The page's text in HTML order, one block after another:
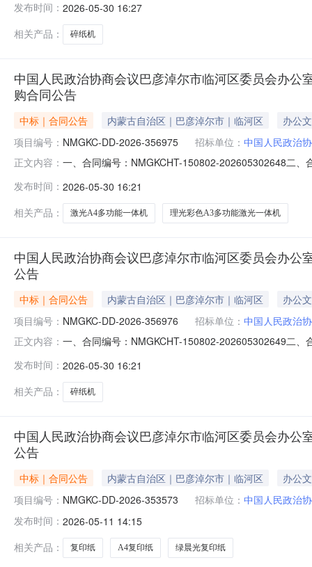
地址：内蒙古自治区巴彦淖尔市临河区巴彦淖尔市临河
发布时间： 2026-05-30 16:27
相关产品：
碎纸机
中国人民政治协商会议巴彦淖尔市临河区委员会办
购合同公告
中标｜合同公告 内蒙古自治区｜巴彦淖尔市｜临河区
办公
项目编号： NMGKC-DD-2026-356975 招标单位： 中国人民政治
正文内容： 一、合同编号：NMGKCHT-150802-202605302648二
室地址：内蒙古自治区巴彦淖尔市临河区巴彦淖尔市临
发布时间： 2026-05-30 16:21
相关产品：
激光A4多功能一体机 理光彩色A3多功能激光一体机
中国人民政治协商会议巴彦淖尔市临河区委员会办
公告
中标｜合同公告 内蒙古自治区｜巴彦淖尔市｜临河区
办公
项目编号： NMGKC-DD-2026-356976 招标单位： 中国人民政治
正文内容： 一、合同编号：NMGKCHT-150802-202605302649二
址：内蒙古自治区巴彦淖尔市临河区巴彦淖尔市临河区
发布时间： 2026-05-30 16:21
相关产品：
碎纸机
中国人民政治协商会议巴彦淖尔市临河区委员会办
公告
中标｜合同公告 内蒙古自治区｜巴彦淖尔市｜临河区
办公
项目编号： NMGKC-DD-2026-353573 招标单位： 中国人民政治
发布时间： 2026-05-11 14:15
相关产品：
复印纸 A4复印纸 绿晨光复印纸